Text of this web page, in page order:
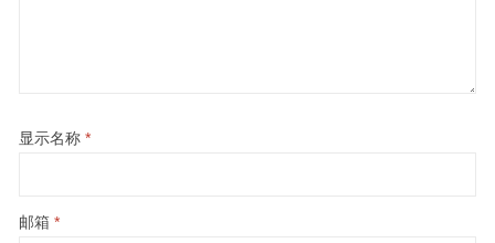
显示名称 *
邮箱 *